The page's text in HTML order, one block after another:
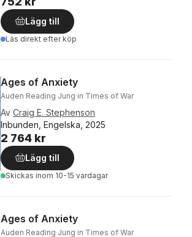
Lägg till
Läs direkt efter köp
Ages of Anxiety
Auden Reading Jung in Times of War
Av Craig E. Stephenson
Inbunden, Engelska, 2025
2 764 kr
Lägg till
Skickas inom 10-15 vardagar
Ages of Anxiety
Auden Reading Jung in Times of War